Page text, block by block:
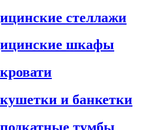
стеллажи
шкафы
и банкетки